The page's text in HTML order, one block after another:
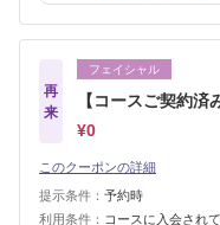
再
来
フェイシャル
【コースご契約
¥0
このクーポンの詳細
提示条件： 予約時
利用条件： コースに入会され